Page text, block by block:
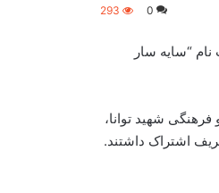
0
293
“سایه سار
شهید توانا،
اشتراک داشتند.